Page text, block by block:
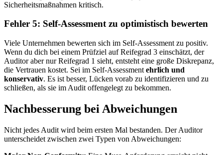
Sicherheitsmaßnahmen kritisch.
Fehler 5: Self-Assessment zu optimistisch bewerten
Viele Unternehmen bewerten sich im Self-Assessment zu positiv.
Wenn du dich bei einem Prüfziel auf Reifegrad 3 einschätzt, der
Auditor aber nur Reifegrad 1 sieht, entsteht eine große Diskrepanz,
die Vertrauen kostet. Sei im Self-Assessment ehrlich und
konservativ. Es ist besser, Lücken vorab zu identifizieren und zu
schließen, als sie im Audit offengelegt zu bekommen.
Nachbesserung bei Abweichungen
Nicht jedes Audit wird beim ersten Mal bestanden. Der Auditor
unterscheidet zwischen zwei Typen von Abweichungen: